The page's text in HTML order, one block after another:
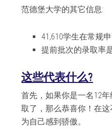
范德堡大学的其它信息:
41,610学生在常规
提前批次的录取率
这些代表什么?
首先，如果你是一名12
取了，那么恭喜你！在
为自己感到骄傲。